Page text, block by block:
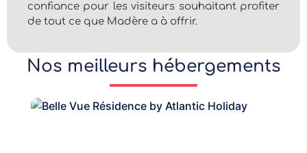
confiance pour les visiteurs souhaitant profiter
de tout ce que Madère a à offrir.
Nos meilleurs hébergements